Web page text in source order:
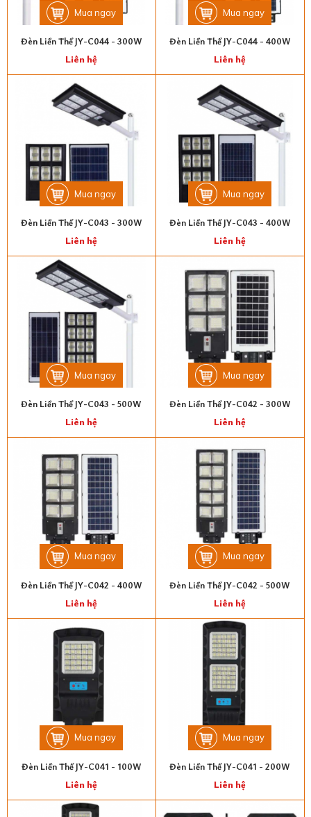
Mua ngay
Đèn Liền Thể JY-C044 - 300W
Liên hệ
Mua ngay
Đèn Liền Thể JY-C044 - 400W
Liên hệ
Mua ngay
Đèn Liền Thể JY-C043 - 300W
Liên hệ
Mua ngay
Đèn Liền Thể JY-C043 - 400W
Liên hệ
Mua ngay
Đèn Liền Thể JY-C043 - 500W
Liên hệ
Mua ngay
Đèn Liền Thể JY-C042 - 300W
Liên hệ
Mua ngay
Đèn Liền Thể JY-C042 - 400W
Liên hệ
Mua ngay
Đèn Liền Thể JY-C042 - 500W
Liên hệ
Mua ngay
Đèn Liền Thể JY-C041 - 100W
Liên hệ
Mua ngay
Đèn Liền Thể JY-C041 - 200W
Liên hệ